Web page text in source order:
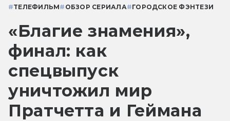
#ТЕЛЕФИЛЬМ# ОБЗОР СЕРИАЛА#ГОРОДСКОЕ ФЭНТЕЗИ
«Благие знамения»,
финал: как
спецвыпуск
уничтожил мир
Пратчетта и Геймана